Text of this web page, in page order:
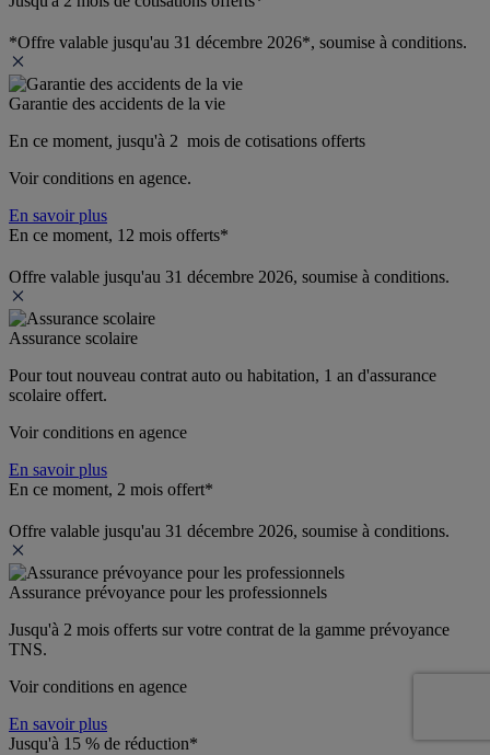
*Offre valable jusqu'au 31 décembre 2026*, soumise à conditions.
Garantie des accidents de la vie
En ce moment, jusqu'à 2  mois de cotisations offerts
Voir conditions en agence.
En savoir plus
En ce moment, 12 mois offerts*
Offre valable jusqu'au 31 décembre 2026, soumise à conditions.
Assurance scolaire
Pour tout nouveau contrat auto ou habitation, 1 an d'assurance
scolaire offert.
Voir conditions en agence
En savoir plus
En ce moment, 2 mois offert*
Offre valable jusqu'au 31 décembre 2026, soumise à conditions.
Assurance prévoyance pour les professionnels
Jusqu'à 2 mois offerts sur votre contrat de la gamme prévoyance
TNS.
Voir conditions en agence
En savoir plus
Jusqu'à 15 % de réduction*